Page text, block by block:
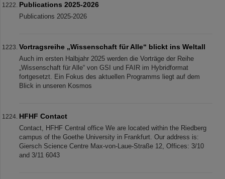
Publications 2025-2026
Publications 2025-2026
Vortragsreihe „Wissenschaft für Alle“ blickt ins Weltall
Auch im ersten Halbjahr 2025 werden die Vorträge der Reihe
„Wissenschaft für Alle“ von GSI und FAIR im Hybridformat
fortgesetzt. Ein Fokus des aktuellen Programms liegt auf dem
Blick in unseren Kosmos
HFHF Contact
Contact, HFHF Central office We are located within the Riedberg
campus of the Goethe University in Frankfurt. Our address is:
Giersch Science Centre Max-von-Laue-Straße 12, Offices: 3/10
and 3/11 6043